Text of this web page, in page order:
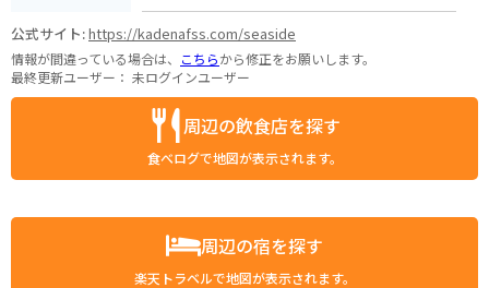
公式サイト:https://kadenafss.com/seaside
情報が間違っている場合は、 こちらから修正をお願いします。
最終更新ユーザー： 未ログインユーザー
周辺の飲食店を探す
食べログで地図が表示されます。
周辺の宿を探す
楽天トラベルで地図が表示されます。